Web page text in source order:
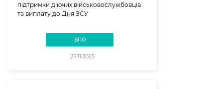
підтримки діючих військовослужбовців
та виплату до Дня ЗСУ
ВПО
25.11.2025